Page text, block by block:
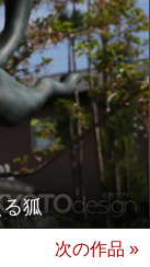
狐
次の作品 »